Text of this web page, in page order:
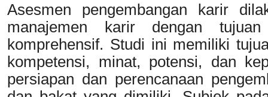
Asesmen pengembangan karir
manajemen karir dengan
komprehensif. Studi ini memiliki
kompetensi, minat, potensi, dan
persiapan dan perencanaan